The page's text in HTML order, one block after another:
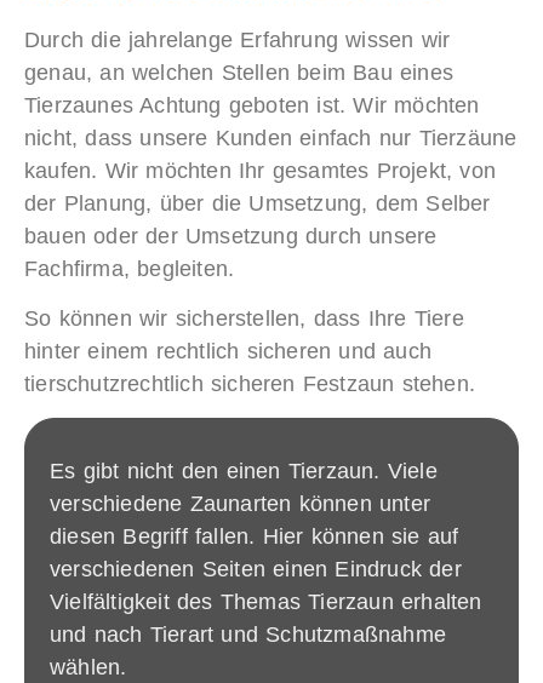
Durch die jahrelange Erfahrung wissen wir
genau, an welchen Stellen beim Bau eines
Tierzaunes Achtung geboten ist. Wir möchten
nicht, dass unsere Kunden einfach nur Tierzäune
kaufen. Wir möchten Ihr gesamtes Projekt, von
der Planung, über die Umsetzung, dem Selber
bauen oder der Umsetzung durch unsere
Fachfirma, begleiten.
So können wir sicherstellen, dass Ihre Tiere
hinter einem rechtlich sicheren und auch
tierschutzrechtlich sicheren Festzaun stehen.
Es gibt nicht den einen Tierzaun. Viele
verschiedene Zaunarten können unter
diesen Begriff fallen. Hier können sie auf
verschiedenen Seiten einen Eindruck der
Vielfältigkeit des Themas Tierzaun erhalten
und nach Tierart und Schutzmaßnahme
wählen.